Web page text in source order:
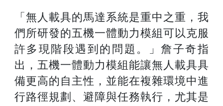
「無人載具的馬達系統是重中之重，我
們所研發的五機一體動力模組可以克服
許多現階段遇到的問題。」詹子奇指
出，五機一體動力模組能讓無人載具具
備更高的自主性，並能在複雜環境中進
行路徑規劃、避障與任務執行，尤其是